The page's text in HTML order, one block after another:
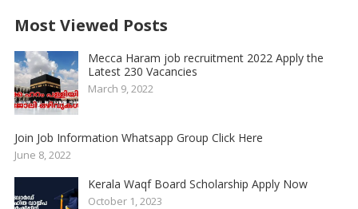
Most Viewed Posts
Mecca Haram job recruitment 2022 Apply the
Latest 230 Vacancies
March 9, 2022
Join Job Information Whatsapp Group Click Here
June 8, 2022
Kerala Waqf Board Scholarship Apply Now
October 1, 2023